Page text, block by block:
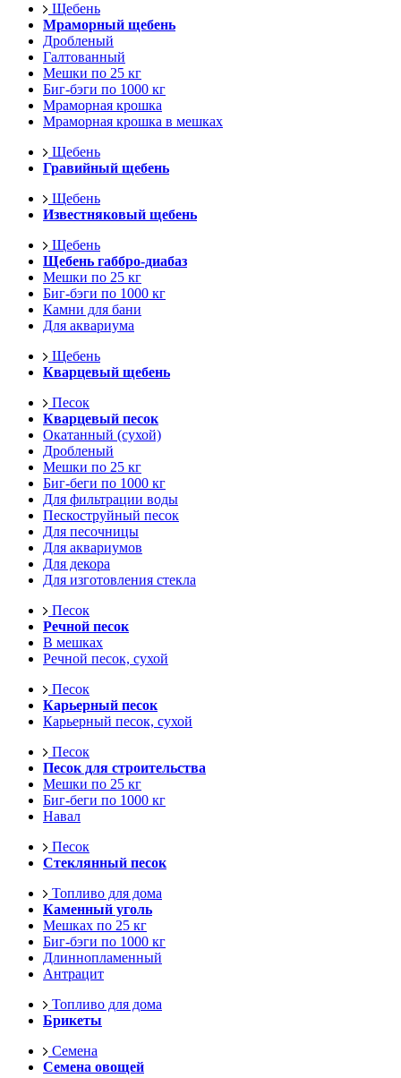
Щебень
Мраморный щебень
Дробленый
Галтованный
Мешки по 25 кг
Биг-бэги по 1000 кг
Мраморная крошка
Мраморная крошка в мешках
Щебень
Гравийный щебень
Щебень
Известняковый щебень
Щебень
Щебень габбро-диабаз
Мешки по 25 кг
Биг-бэги по 1000 кг
Камни для бани
Для аквариума
Щебень
Кварцевый щебень
Песок
Кварцевый песок
Окатанный (сухой)
Дробленый
Мешки по 25 кг
Биг-беги по 1000 кг
Для фильтрации воды
Пескоструйный песок
Для песочницы
Для аквариумов
Для декора
Для изготовления стекла
Песок
Речной песок
В мешках
Речной песок, сухой
Песок
Карьерный песок
Карьерный песок, сухой
Песок
Песок для строительства
Мешки по 25 кг
Биг-беги по 1000 кг
Навал
Песок
Стеклянный песок
Топливо для дома
Каменный уголь
Мешках по 25 кг
Биг-бэги по 1000 кг
Длиннопламенный
Антрацит
Топливо для дома
Брикеты
Семена
Семена овощей